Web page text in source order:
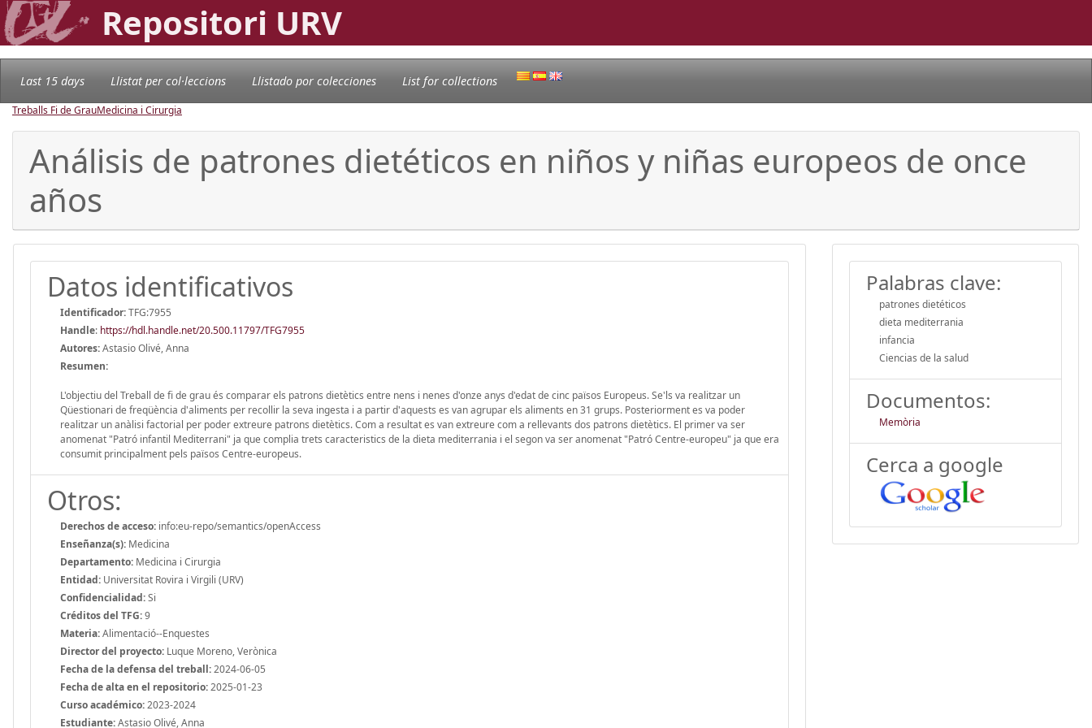
Repositori URV
Last 15 days Llistat per col·leccions Llistado por colecciones List for collections
Treballs Fi de GrauMedicina i Cirurgia
Análisis de patrones dietéticos en niños y niñas europeos de once
años
Datos identificativos
Identificador:TFG:7955
Handle: https://hdl.handle.net/20.500.11797/TFG7955
Autores:Astasio Olivé, Anna
Resumen:
L'objectiu del Treball de fi de grau és comparar els patrons dietètics entre nens i nenes d'onze anys d'edat de cinc països Europeus. Se'ls va realitzar un
Qüestionari de freqüència d'aliments per recollir la seva ingesta i a partir d'aquests es van agrupar els aliments en 31 grups. Posteriorment es va poder
realitzar un anàlisi factorial per poder extreure patrons dietètics. Com a resultat es van extreure com a rellevants dos patrons dietètics. El primer va ser
anomenat "Patró infantil Mediterrani" ja que complia trets caracteristics de la dieta mediterrania i el segon va ser anomenat "Patró Centre-europeu" ja que era
consumit principalment pels països Centre-europeus.
Otros:
Derechos de acceso: info:eu-repo/semantics/openAccess
Enseñanza(s): Medicina
Departamento: Medicina i Cirurgia
Entidad: Universitat Rovira i Virgili (URV)
Confidencialidad:Si
Créditos del TFG:9
Materia:Alimentació--Enquestes
Director del proyecto: Luque Moreno, Verònica
Fecha de la defensa del treball:2024-06-05
Fecha de alta en el repositorio:2025-01-23
Curso académico:2023-2024
Estudiante:Astasio Olivé, Anna
Palabras clave:
patrones dietéticos
dieta mediterrania
infancia
Ciencias de la salud
Documentos:
Memòria
Cerca a google